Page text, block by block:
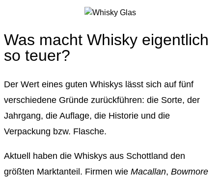
Was macht Whisky eigentlich
so teuer?
Der Wert eines guten Whiskys lässt sich auf fünf
verschiedene Gründe zurückführen: die Sorte, der
Jahrgang, die Auflage, die Historie und die
Verpackung bzw. Flasche.
Aktuell haben die Whiskys aus Schottland den
größten Marktanteil. Firmen wie Macallan, Bowmore